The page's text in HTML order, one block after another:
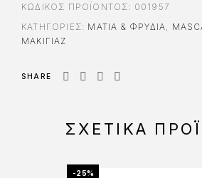
ΚΩΔΙΚΌΣ ΠΡΟΪΌΝΤΟΣ: 001957
ΚΑΤΗΓΟΡΊΕΣ: ΜΆΤΙΑ & ΦΡΎΔΙΑ
ΜΑΚΙΓΙΑΖ
SHARE
ΣΧΕΤΙΚΆ
-25%